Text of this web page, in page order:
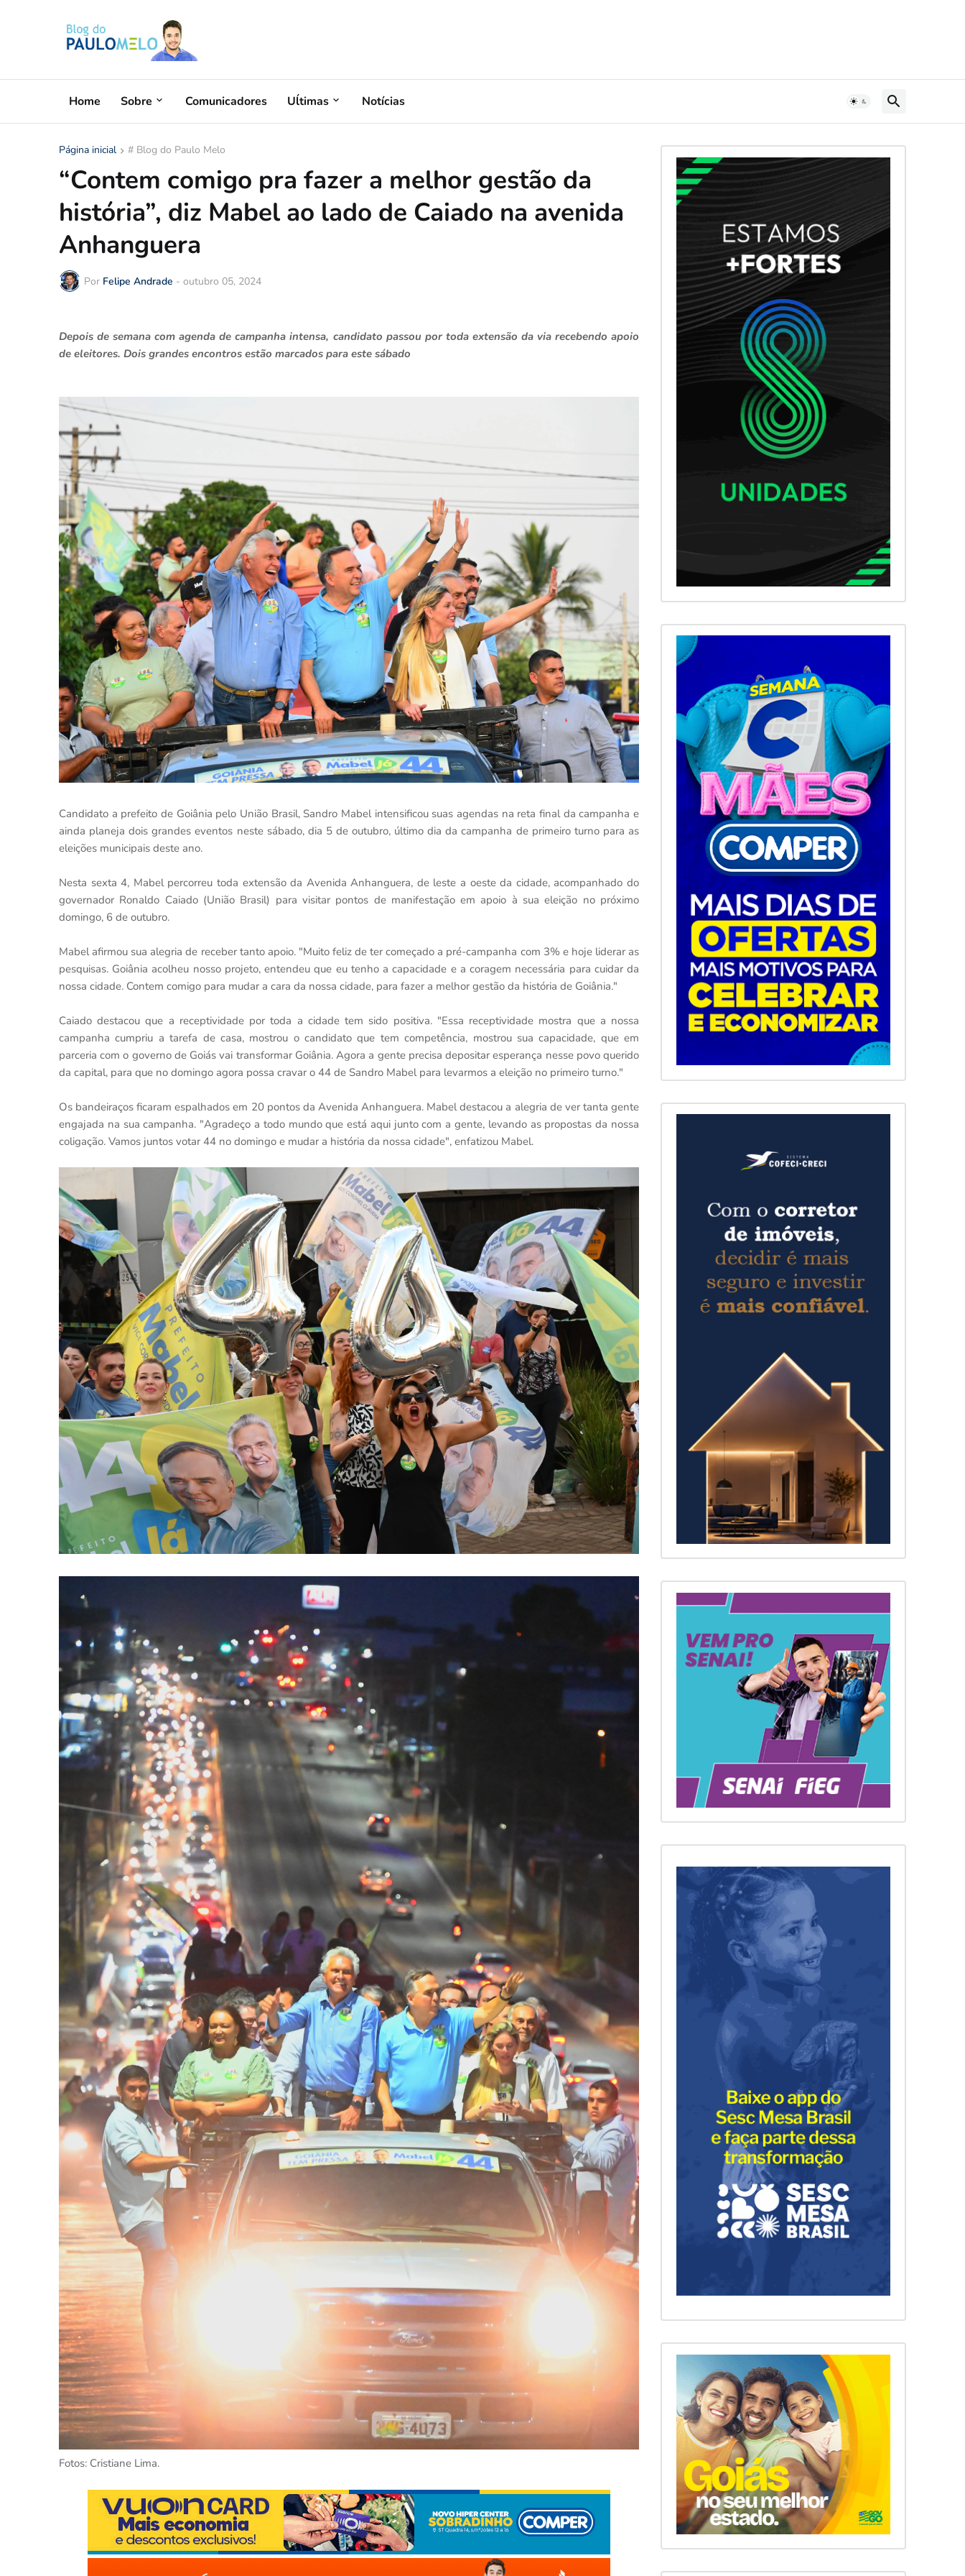
Home Sobre Comunicadores Uĺtimas Notícias
Página inicial # Blog do Paulo Melo
“Contem comigo pra fazer a melhor gestão da
história”, diz Mabel ao lado de Caiado na avenida
Anhanguera
Por Felipe Andrade - outubro 05, 2024
Depois de semana com agenda de campanha intensa, candidato passou por toda extensão da via recebendo apoio
de eleitores. Dois grandes encontros estão marcados para este sábado
Candidato a prefeito de Goiânia pelo União Brasil, Sandro Mabel intensificou suas agendas na reta final da campanha e
ainda planeja dois grandes eventos neste sábado, dia 5 de outubro, último dia da campanha de primeiro turno para as
eleições municipais deste ano.
Nesta sexta 4, Mabel percorreu toda extensão da Avenida Anhanguera, de leste a oeste da cidade, acompanhado do
governador Ronaldo Caiado (União Brasil) para visitar pontos de manifestação em apoio à sua eleição no próximo
domingo, 6 de outubro.
Mabel afirmou sua alegria de receber tanto apoio. "Muito feliz de ter começado a pré-campanha com 3% e hoje liderar as
pesquisas. Goiânia acolheu nosso projeto, entendeu que eu tenho a capacidade e a coragem necessária para cuidar da
nossa cidade. Contem comigo para mudar a cara da nossa cidade, para fazer a melhor gestão da história de Goiânia."
Caiado destacou que a receptividade por toda a cidade tem sido positiva. "Essa receptividade mostra que a nossa
campanha cumpriu a tarefa de casa, mostrou o candidato que tem competência, mostrou sua capacidade, que em
parceria com o governo de Goiás vai transformar Goiânia. Agora a gente precisa depositar esperança nesse povo querido
da capital, para que no domingo agora possa cravar o 44 de Sandro Mabel para levarmos a eleição no primeiro turno."
Os bandeiraços ficaram espalhados em 20 pontos da Avenida Anhanguera. Mabel destacou a alegria de ver tanta gente
engajada na sua campanha. "Agradeço a todo mundo que está aqui junto com a gente, levando as propostas da nossa
coligação. Vamos juntos votar 44 no domingo e mudar a história da nossa cidade", enfatizou Mabel.
Fotos: Cristiane Lima.